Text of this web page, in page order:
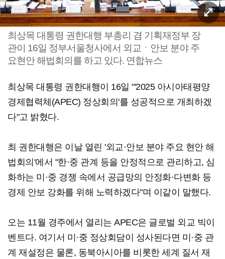
최상목 대통령 권한대행 부총리 겸 기획재정부 장
관이 16일 정부서울청사에서 외교ㆍ안보 분야 주
요현안 해법회의를 하고 있다. 연합뉴스
최상목 대통령 권한대행이 16일 "'2025 아시아태평양
경제협력체(APEC) 정상회의'를 성공적으로 개최하겠
다"고 밝혔다.
최 권한대행은 이날 열린 '외교·안보 분야 주요 현안 해
법회의'에서 "한·중 관계 등을 안정적으로 관리하고, 심
화하는 미·중 경쟁 속에서 공급망의 안정화·다변화 등
경제 안보 강화를 위해 노력하겠다"며 이같이 말했다.
오는 11월 경주에서 열리는 APEC은 글로벌 외교 빅이
벤트다. 여기서 미·중 정상회담이 성사된다면 미·중 관
계 재설정은 물론, 동북아시아를 비롯한 세계 질서 재